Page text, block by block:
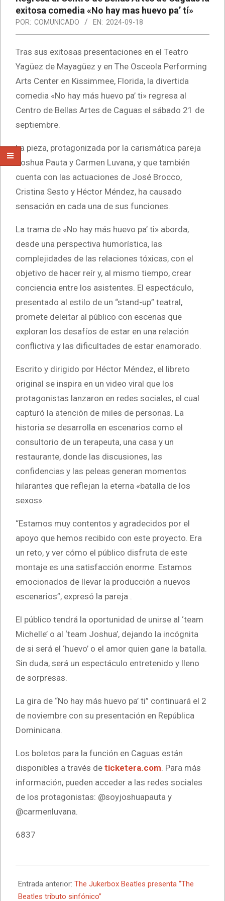
exitosa comedia «No hay mas huevo pa’ tí»
POR: COMUNICADO EN: 2024-09-18
Tras sus exitosas presentaciones en el Teatro
Yagüez de Mayagüez y en The Osceola Performing
Arts Center en Kissimmee, Florida, la divertida
comedia «No hay más huevo pa’ ti» regresa al
Centro de Bellas Artes de Caguas el sábado 21 de
septiembre.
La pieza, protagonizada por la carismática pareja
Joshua Pauta y Carmen Luvana, y que también
cuenta con las actuaciones de José Brocco,
Cristina Sesto y Héctor Méndez, ha causado
sensación en cada una de sus funciones.
La trama de «No hay más huevo pa’ ti» aborda,
desde una perspectiva humorística, las
complejidades de las relaciones tóxicas, con el
objetivo de hacer reír y, al mismo tiempo, crear
conciencia entre los asistentes. El espectáculo,
presentado al estilo de un “stand-up” teatral,
promete deleitar al público con escenas que
exploran los desafíos de estar en una relación
conflictiva y las dificultades de estar enamorado.
Escrito y dirigido por Héctor Méndez, el libreto
original se inspira en un video viral que los
protagonistas lanzaron en redes sociales, el cual
capturó la atención de miles de personas. La
historia se desarrolla en escenarios como el
consultorio de un terapeuta, una casa y un
restaurante, donde las discusiones, las
confidencias y las peleas generan momentos
hilarantes que reflejan la eterna «batalla de los
sexos».
“Estamos muy contentos y agradecidos por el
apoyo que hemos recibido con este proyecto. Era
un reto, y ver cómo el público disfruta de este
montaje es una satisfacción enorme. Estamos
emocionados de llevar la producción a nuevos
escenarios”, expresó la pareja .
El público tendrá la oportunidad de unirse al ‘team
Michelle’ o al ‘team Joshua’, dejando la incógnita
de si será el ‘huevo’ o el amor quien gane la batalla.
Sin duda, será un espectáculo entretenido y lleno
de sorpresas.
La gira de “No hay más huevo pa’ ti” continuará el 2
de noviembre con su presentación en República
Dominicana.
Los boletos para la función en Caguas están
disponibles a través de ticketera.com . Para más
información, pueden acceder a las redes sociales
de los protagonistas: @soyjoshuapauta y
@carmenluvana.
6837
09-
18
Entrada anterior: The Jukerbox Beatles presenta “The
Beatles tributo sinfónico”